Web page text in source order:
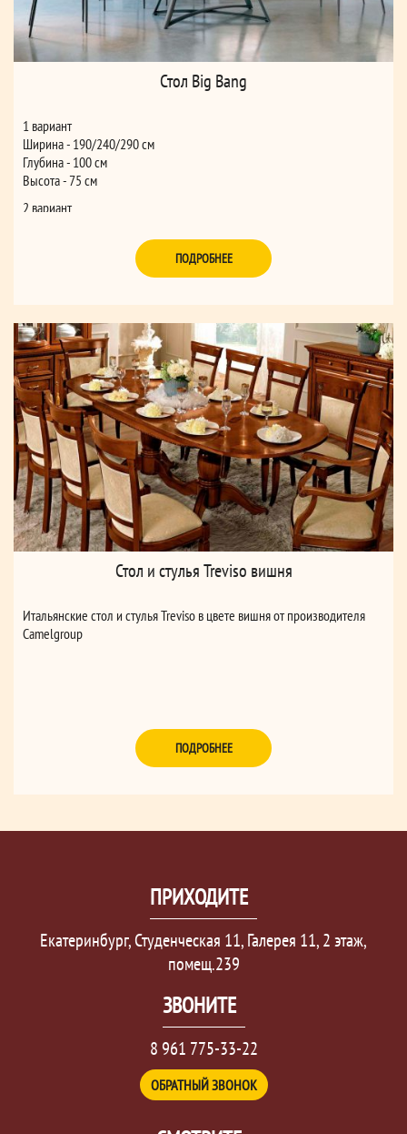
Стол Big Bang
1 вариант
Ширина - 190/240/290 см
Глубина - 100 см
Высота - 75 см
2 вариант
Глубина - 120 см
Высота - 75 см
ПОДРОБНЕЕ
Стол и стулья Treviso вишня
Итальянские стол и стулья Treviso в цвете вишня от производителя
Camelgroup
ПОДРОБНЕЕ
ПРИХОДИТЕ
Екатеринбург, Студенческая 11, Галерея 11, 2 этаж,
помещ.239
ЗВОНИТЕ
8 961 775-33-22
ОБРАТНЫЙ ЗВОНОК